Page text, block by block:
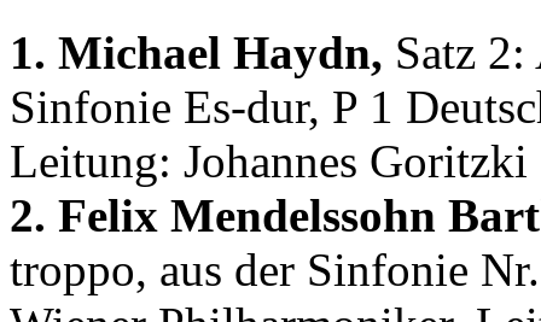
1. Michael Haydn, Satz
Sinfonie Es-dur, P 1
Leitung: Johannes Goritzki
2. Felix Mendelssohn
troppo, aus der Sinfonie